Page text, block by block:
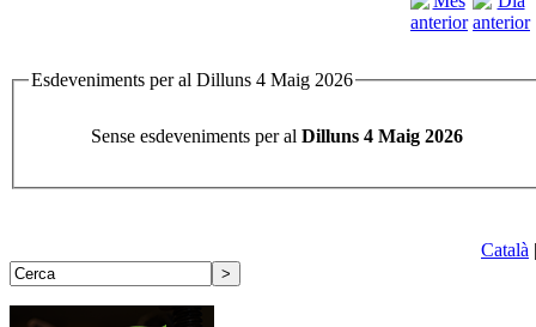
Esdeveniments per al Dilluns 4 Maig 2026
Sense esdeveniments per al Dilluns 4 Maig 2026
Català